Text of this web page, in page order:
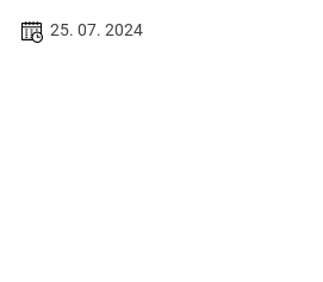
25. 07. 2024